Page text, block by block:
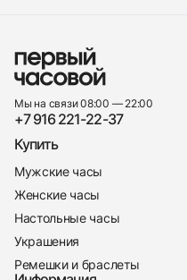
Мы на связи 08:00 — 22:00
+7 916 221-22-37
Купить
Мужские часы
Женские часы
Настольные часы
Украшения
Ремешки и браслеты